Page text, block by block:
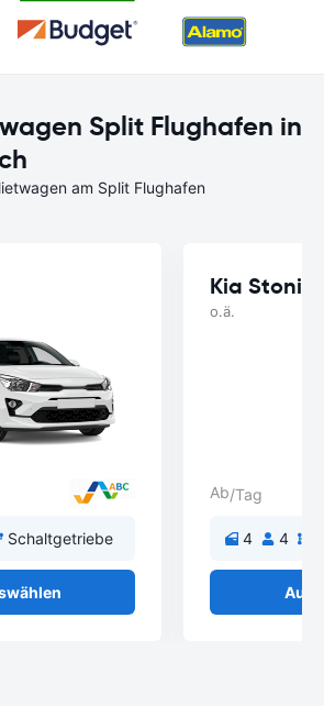
Split Flughafen in
am Split Flughafen
Schaltgetriebe
Kia Stonic
o.ä.
Ab/Tag
4 4